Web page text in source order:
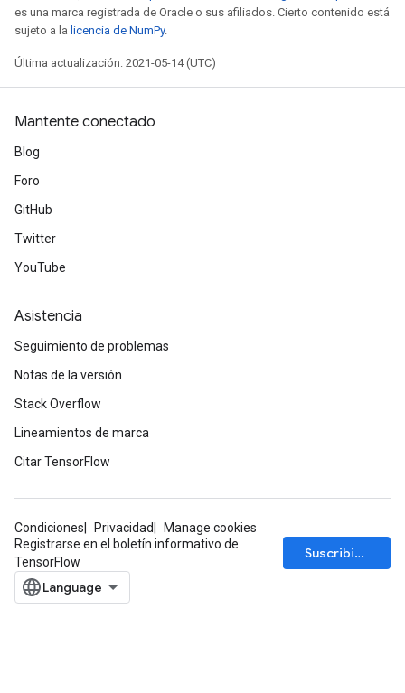
es una marca registrada de Oracle o sus afiliados. Cierto contenido está
sujeto a la licencia de NumPy.
Última actualización: 2021-05-14 (UTC)
Mantente conectado
Blog
Foro
GitHub
Twitter
YouTube
Asistencia
Seguimiento de problemas
Notas de la versión
Stack Overflow
Lineamientos de marca
Citar TensorFlow
Condiciones Privacidad
Manage cookies
Registrarse en el boletín informativo de
TensorFlow
Suscribirse